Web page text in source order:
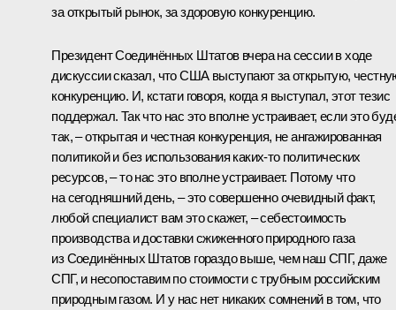
за открытый рынок, за здоровую конкуренцию.
Президент Соединённых Штатов вчера на сессии в ходе
дискуссии сказал, что США выступают за открытую,
конкуренцию. И, кстати говоря, когда я выступал, этот тезис
поддержал. Так что нас это вполне устраивает, если это
так, – открытая и честная конкуренция, не ангажированная
политикой и без использования каких‑то политических
ресурсов, – то нас это вполне устраивает. Потому что
на сегодняшний день, – это совершенно очевидный факт,
любой специалист вам это скажет, – себестоимость
производства и доставки сжиженного природного газа
из Соединённых Штатов гораздо выше, чем наш СПГ, даже
СПГ, и несопоставим по стоимости с трубным российским
природным газом. И у нас нет никаких сомнений в том, что